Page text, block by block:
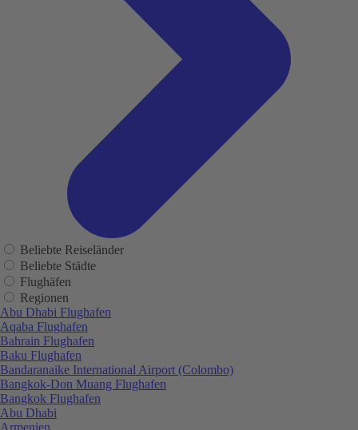
Beliebte Reiseländer
Beliebte Städte
Flughäfen
Regionen
Abu Dhabi Flughafen
Aqaba Flughafen
Bahrain Flughafen
Baku Flughafen
Bandaranaike International Airport (Colombo)
Bangkok-Don Muang Flughafen
Bangkok Flughafen
Abu Dhabi
Armenien